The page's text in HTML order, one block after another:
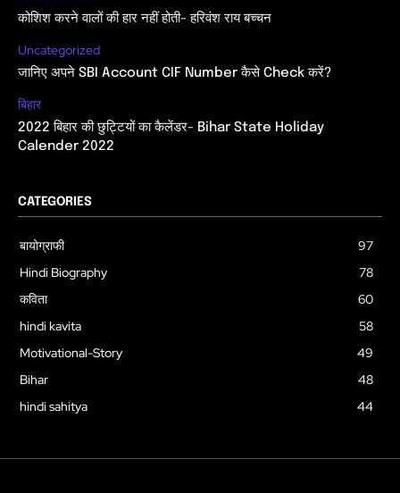
कोशिश करने वालों की हार नहीं होती- हरिवंश राय बच्चन
Uncategorized
जानिए अपने SBI Account CIF Number कैसे Check करें?
बिहार
2022 बिहार की छुट्टियों का कैलेंडर- Bihar State Holiday
Calender 2022
CATEGORIES
बायोग्राफी
97
Hindi Biography
78
कविता
60
hindi kavita
58
Motivational-Story
49
Bihar
48
hindi sahitya
44